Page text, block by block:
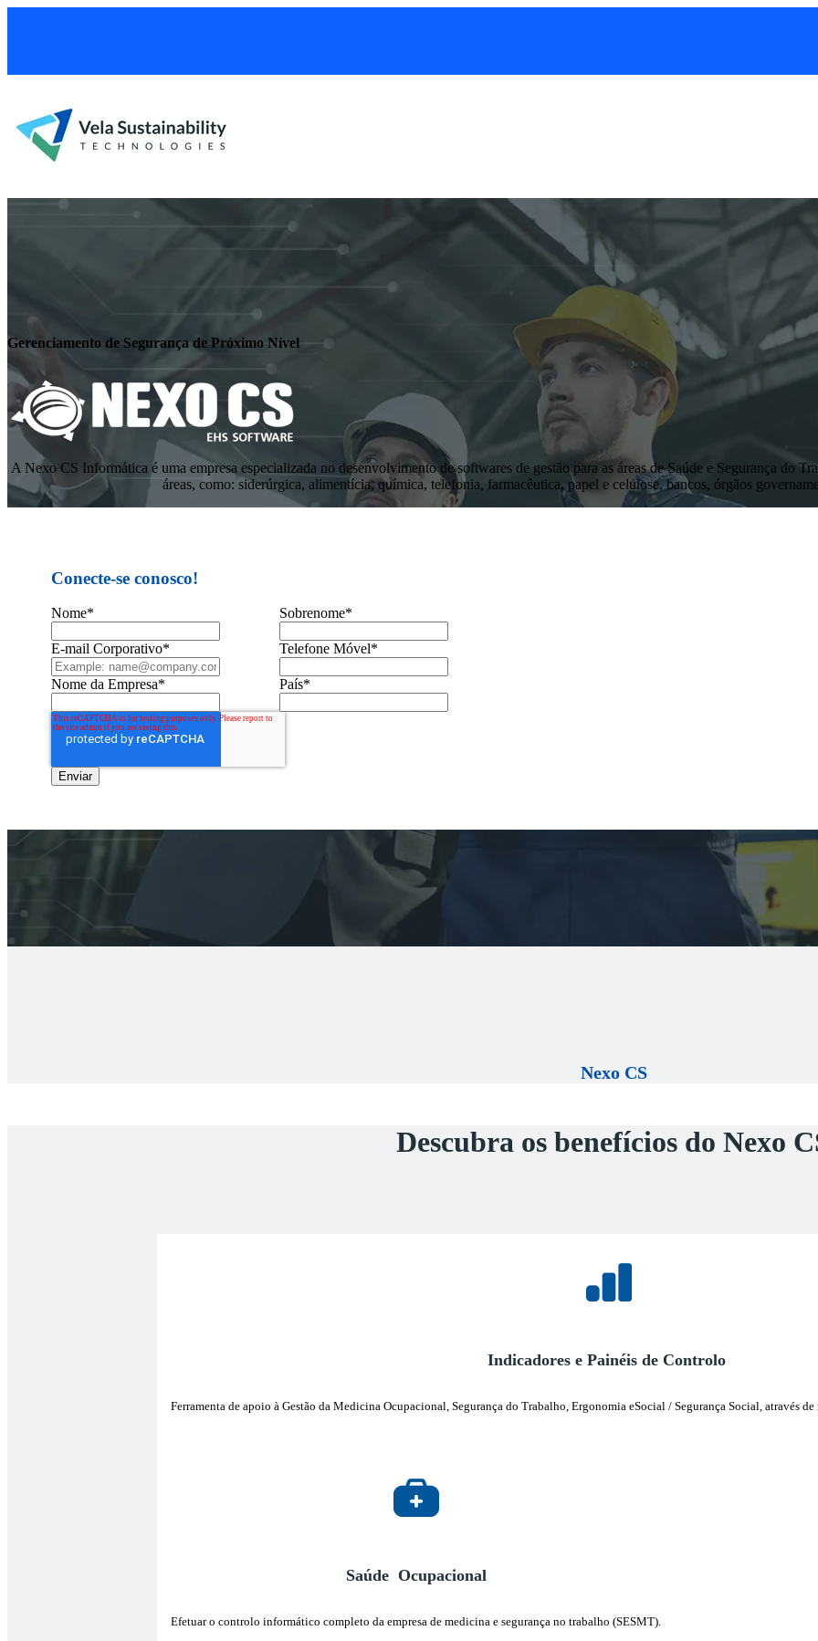
Gerenciamento de Segurança de Próximo Nível
A Nexo CS Informática é uma empresa especializada no desenvolvimento de softwares de gestão para as áreas de Saúde e Segurança do
áreas, como: siderúrgica, alimentícia, química, telefonia, farmacêutica, papel e celulose, bancos, órgãos
Conecte-se conosco!
Nome* Sobrenome*
E-mail Corporativo* Telefone Móvel*
Nome da Empresa* País*
Nexo CS
Descubra os benefícios do Nexo
Indicadores e Painéis de Controlo
Ferramenta de apoio à Gestão da Medicina Ocupacional, Segurança do Trabalho, Ergonomia eSocial / Segurança Social, através
Saúde Ocupacional
Efetuar o controlo informático completo da empresa de medicina e segurança no trabalho (SESMT).